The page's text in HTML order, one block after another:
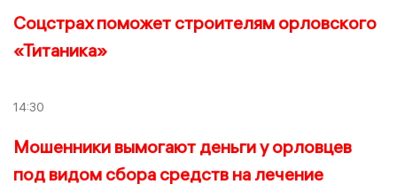
Соцстрах поможет строителям орловского
«Титаника»
14:30
Мошенники вымогают деньги у орловцев
под видом сбора средств на лечение